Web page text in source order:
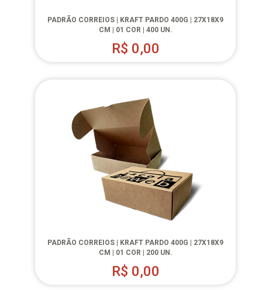
PADRÃO CORREIOS | KRAFT PARDO 400G | 27X18X9
CM | 01 COR | 400 UN.
R$ 0,00
PADRÃO CORREIOS | KRAFT PARDO 400G | 27X18X9
CM | 01 COR | 200 UN.
R$ 0,00